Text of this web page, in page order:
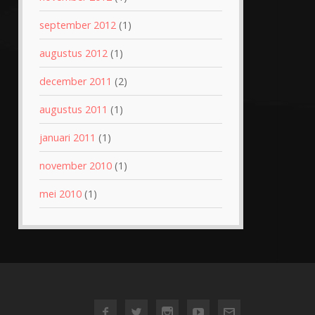
september 2012(1)
augustus 2012(1)
december 2011 (2)
augustus 2011 (1)
januari 2011 (1)
november 2010(1)
mei 2010(1)